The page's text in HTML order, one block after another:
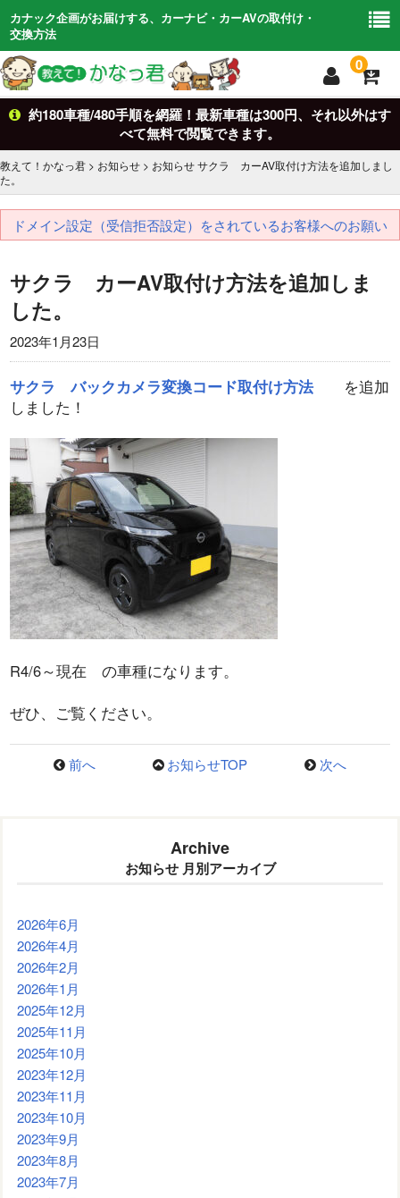
カナック企画がお届けする、カーナビ・カーAVの取付け・
交換方法
0
トップTOP
車からさがすCar Search
適合検索search
基礎知識 Basic
お問い合わせ
約180車種/480手順を網羅！最新車種は300円、それ以外はす
べて無料で閲覧できます。
教えて！かなっ君 > お知らせ > お知らせサクラ カーAV取付け方法を追加しまし
た。
ドメイン設定（受信拒否設定）をされているお客様へのお願い
サクラ カーAV取付け方法を追加しま
した。
2023年1月23日
サクラ バックカメラ変換コード取付け方法を追加
しました！
R4/6～現在 の車種になります。
ぜひ、ご覧ください。
前へ お知らせTOP 次へ
Archive
お知らせ 月別アーカイブ
2026年6月
2026年4月
2026年2月
2026年1月
2025年12月
2025年11月
2025年10月
2023年12月
2023年11月
2023年10月
2023年9月
2023年8月
2023年7月